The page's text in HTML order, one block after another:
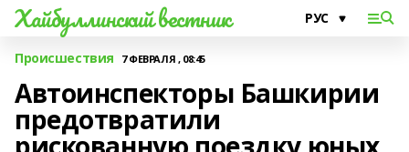
Хайбуллинский вестник
Происшествия 7 ФЕВРАЛЯ , 08:45
Автоинспекторы Башкирии
предотвратили